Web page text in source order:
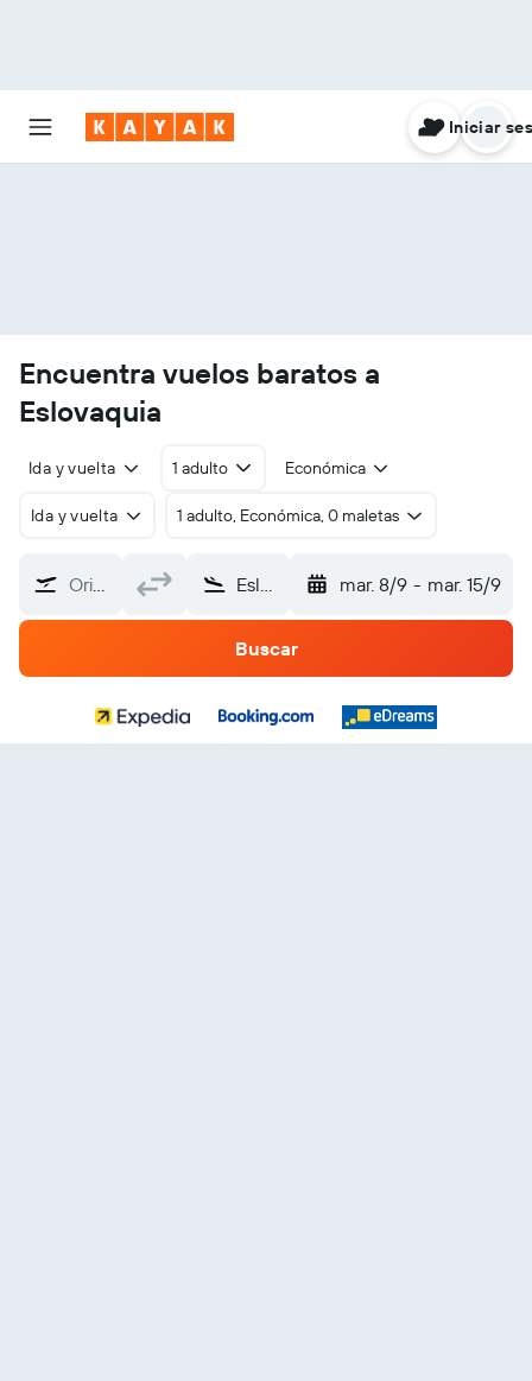
Iniciar
Encuentra vuelos baratos a
Eslovaquia
Ida y vuelta 1 adulto Económica
Ida y vuelta 1 adulto, Económica, 0 maletas
Origen Eslovaquia mar. 8/9 - mar. 15/9
Buscar